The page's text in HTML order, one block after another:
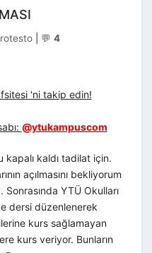
💬 4
'ni takip edin!
@ytukampuscom
kaldı tadilat için.
açılmasını bekliyorum
YTÜ Okulları
dersi düzenlenerek
kurs sağlamayan
kurs veriyor. Bunların